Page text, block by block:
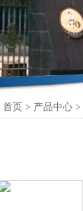
首页 > 产品中心 >